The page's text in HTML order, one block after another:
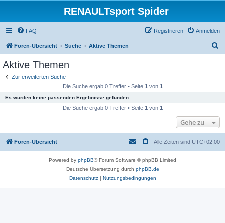
RENAULTsport Spider
FAQ Anmelden
Registrieren
Foren-Übersicht Suche Aktive Themen
Aktive Themen
Zur erweiterten Suche
Die Suche ergab 0 Treffer • Seite 1 von 1
Es wurden keine passenden Ergebnisse gefunden.
Die Suche ergab 0 Treffer • Seite 1 von 1
Gehe zu
Foren-Übersicht Alle Zeiten sind UTC+02:00
Powered by phpBB® Forum Software © phpBB Limited
Deutsche Übersetzung durch phpBB.de
Datenschutz| Nutzungsbedingungen